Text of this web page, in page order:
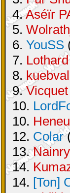
4.Aséïr
5.
6. YouSS
7. Lothard
8.
9.Vicquet
10.
10.
12. Colar
13.
14.
14. [Ton]